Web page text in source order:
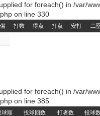
for foreach() in /var/
on line 330
打数 得点 打点 安打 二
for foreach() in /var/
on line 385
球順 投球回数 打者数 投球